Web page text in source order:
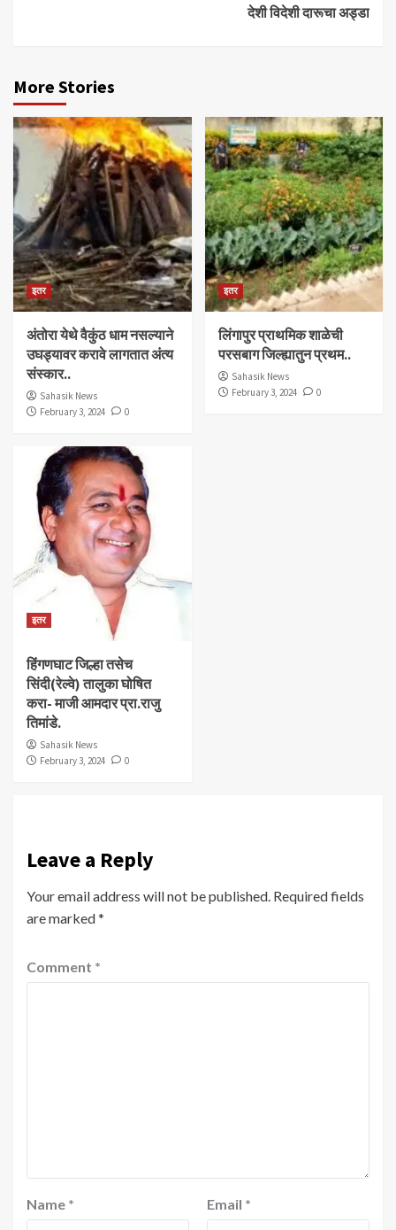
देशी विदेशी दारूचा अड्डा
More Stories
इतर
अंतोरा येथे वैकुंठ धाम नसल्याने
उघड्यावर करावे लागतात अंत्य
संस्कार..
Sahasik News
February 3, 2024
0
इतर
लिंगापुर प्राथमिक शाळेची
परसबाग जिल्ह्यातुन प्रथम..
Sahasik News
February 3, 2024
0
इतर
हिंगणघाट जिल्हा तसेच
सिंदी(रेल्वे) तालुका घोषित
करा- माजी आमदार प्रा.राजु
तिमांडे.
Sahasik News
February 3, 2024
0
Leave a Reply
Your email address will not be published. Required fields
are marked*
Comment *
Name * Email *